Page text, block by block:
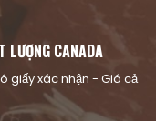
LƯỢNG CANADA
giấy xác nhận - Giá cả